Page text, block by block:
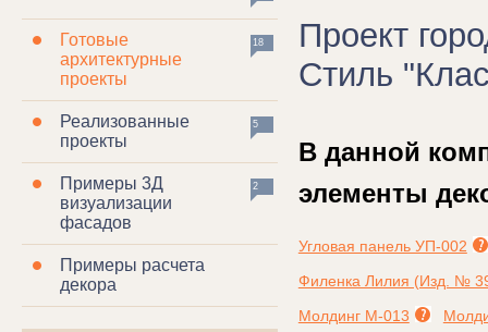
Готовые
архитектурные
проекты
18
Реализованные
проекты
5
Примеры 3Д
визуализации
фасадов
2
Примеры расчета
декора
Проект
Стиль
В данной
элементы
Угловая панель УП-002
Филенка Лилия (Изд. №
Молдинг М-013